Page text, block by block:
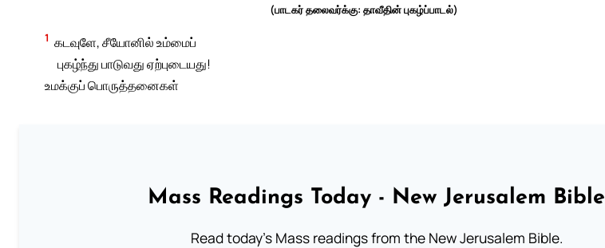
(பாடகர் தலைவர்க்கு: தாவீதின் புகழ்ப்பாடல்)
1 கடவுளே, சீயோனில் உம்மைப்
புகழ்ந்து பாடுவது ஏற்புடையது!
உமக்குப் பொருத்தனைகள்
Mass Readings Today - New Jerusalem Bible
Read today's Mass readings from the New Jerusalem Bible.